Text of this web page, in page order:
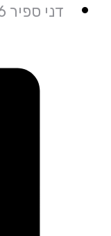
דני ספיר 14/01/2026